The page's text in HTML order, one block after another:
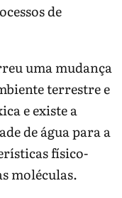
de
uma mudança
terrestre e
e existe a
de água para a
físico-
moléculas.